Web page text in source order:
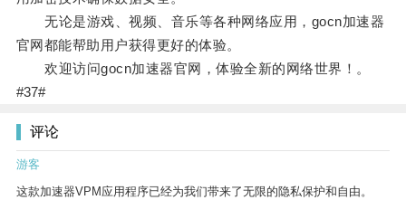
无论是游戏、视频、音乐等各种网络应用，gocn加速器
官网都能帮助用户获得更好的体验。
欢迎访问gocn加速器官网，体验全新的网络世界！。
#37#
评论
游客
这款加速器VPM应用程序已经为我们带来了无限的隐私保护和自由。